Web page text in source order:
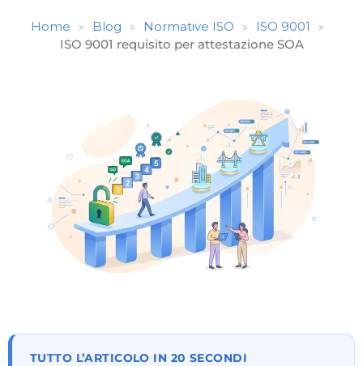
Guide Pratiche
Casi Studio
FAQ
Home » Blog » Normative ISO » ISO 9001 »
ISO 9001 requisito per attestazione SOA
TUTTO L’ARTICOLO IN 20 SECONDI